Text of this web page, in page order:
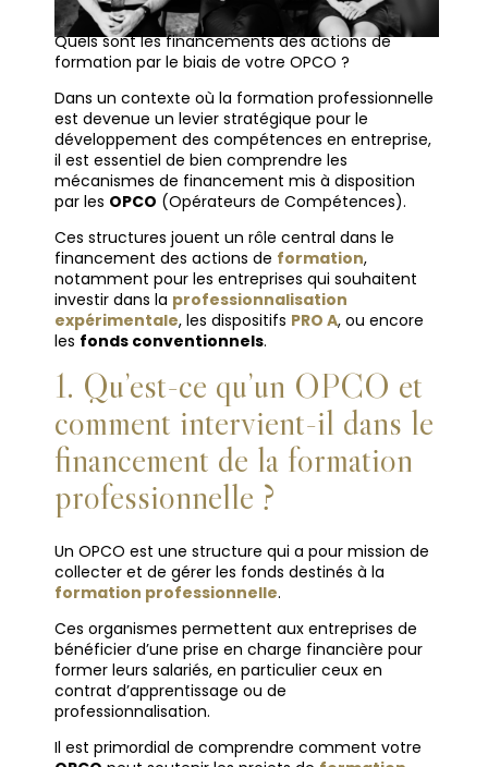
Quels sont les financements des actions de
formation par le biais de votre OPCO ?
Dans un contexte où la formation professionnelle
est devenue un levier stratégique pour le
développement des compétences en entreprise,
il est essentiel de bien comprendre les
mécanismes de financement mis à disposition
par les OPCO (Opérateurs de Compétences).
Ces structures jouent un rôle central dans le
financement des actions de formation,
notamment pour les entreprises qui souhaitent
investir dans la professionnalisation
expérimentale, les dispositifs PRO A, ou encore
les fonds conventionnels.
1. Qu’est-ce qu’un OPCO et
comment intervient-il dans le
financement de la formation
professionnelle ?
Un OPCO est une structure qui a pour mission de
collecter et de gérer les fonds destinés à la
formation professionnelle.
Ces organismes permettent aux entreprises de
bénéficier d’une prise en charge financière pour
former leurs salariés, en particulier ceux en
contrat d’apprentissage ou de
professionnalisation.
Il est primordial de comprendre comment votre